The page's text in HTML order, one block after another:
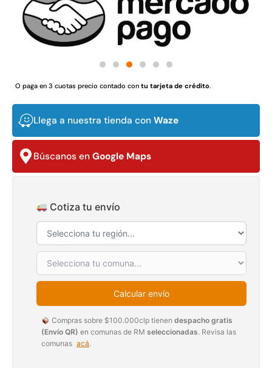
O paga en 3 cuotas precio contado con tu tarjeta de crédito.
Llega a nuestra tienda con Waze
Búscanos en Google Maps
Cotiza tu envío
Calcular envío
Compras sobre $100.000clp tienen despacho gratis
(Envío QR) en comunas de RM seleccionadas. Revisa las
comunas acá.
Juego Modular 03
$ 5.987.128
$3.790.990
Pasto sintético ornamental
densidad 35mm Rollo
4,57*30,48mts
$2.892.120
Leer más
de 2tn
$2.842.858
1.990.000
capacidad 1000kg
$1.470.788